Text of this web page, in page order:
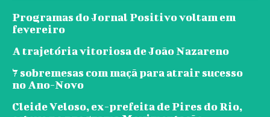
Programas do Jornal Positivo voltam em
fevereiro
A trajetória vitoriosa de João Nazareno
7 sobremesas com maçã para atrair sucesso
no Ano-Novo
Cleide Veloso, ex-prefeita de Pires do Rio,